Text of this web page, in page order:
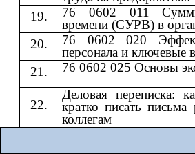
76 0602 011
времени (СУРВ) в
76 0602 020
персонала и ключевые
76 0602 025 Основы
Деловая переписка:
кратко писать
коллегам